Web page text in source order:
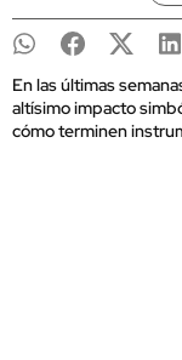
En las últimas
altísimo impacto
cómo terminen